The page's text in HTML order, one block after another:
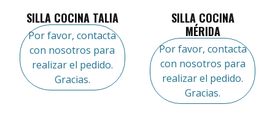
SILLA COCINA TALIA
Por favor, contacta
con nosotros para
realizar el pedido.
Gracias.
SILLA COCINA
MÉRIDA
Por favor, contacta
con nosotros para
realizar el pedido.
Gracias.